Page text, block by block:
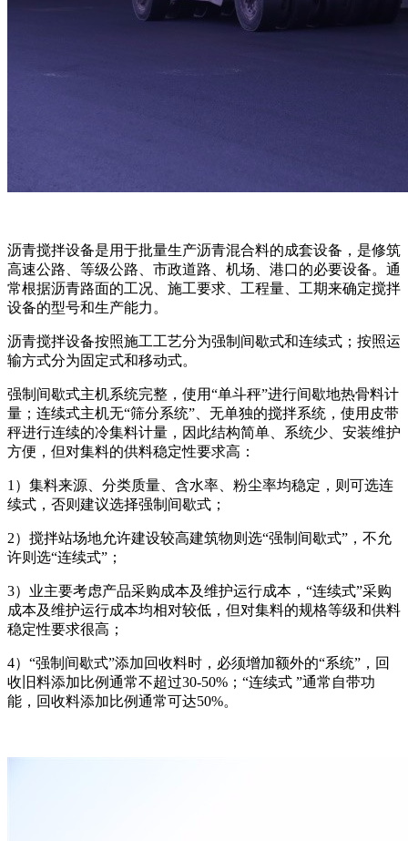
沥青搅拌设备是用于批量生产沥青混合料的成套设备，是修筑
高速公路、等级公路、市政道路、机场、港口的必要设备。通
常根据沥青路面的工况、施工要求、工程量、工期来确定搅拌
设备的型号和生产能力。
沥青搅拌设备按照施工工艺分为强制间歇式和连续式；按照运
输方式分为固定式和移动式。
强制间歇式主机系统完整，使用“单斗秤”进行间歇地热骨料计
量；连续式主机无“筛分系统”、无单独的搅拌系统，使用皮带
秤进行连续的冷集料计量，因此结构简单、系统少、安装维护
方便，但对集料的供料稳定性要求高：
1）集料来源、分类质量、含水率、粉尘率均稳定，则可选连
续式，否则建议选择强制间歇式；
2）搅拌站场地允许建设较高建筑物则选“强制间歇式”，不允
许则选“连续式”；
3）业主要考虑产品采购成本及维护运行成本，“连续式”采购
成本及维护运行成本均相对较低，但对集料的规格等级和供料
稳定性要求很高；
4）“强制间歇式”添加回收料时，必须增加额外的“系统”，回
收旧料添加比例通常不超过30-50%；“连续式 ”通常自带功
能，回收料添加比例通常可达50%。